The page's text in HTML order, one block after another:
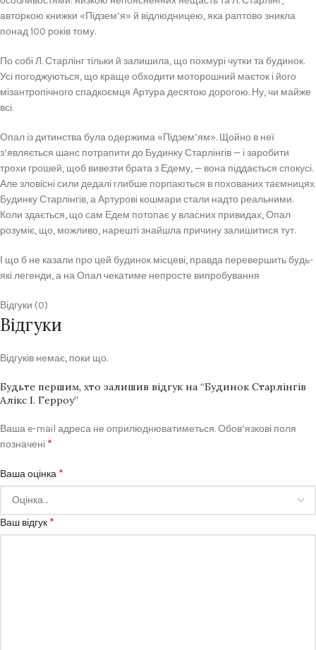
авторкою книжки «Підзем’я» й відлюдницею, яка раптово зникла
понад 100 років тому.
По собі Л. Старлінг тільки й залишила, що похмурі чутки та будинок.
Усі погоджуються, що краще обходити моторошний маєток і його
мізантропічного спадкоємця Артура десятою дорогою. Ну, чи майже
всі.
Опал із дитинства була одержима «Підзем’ям». Щойно в неї
з’являється шанс потрапити до Будинку Старлінгів — і заробити
трохи грошей, щоб вивезти брата з Едему, — вона піддається спокусі.
Але зловісні сили дедалі глибше порпаються в похованих таємницях
Будинку Старлінгів, а Артурові кошмари стали надто реальними.
Коли здається, що сам Едем потопає у власних привидах, Опал
розуміє, що, можливо, нарешті знайшла причину залишитися тут.
І що б не казали про цей будинок місцеві, правда перевершить будь-
які легенди, а на Опал чекатиме непросте випробування
Відгуки (0)
Відгуки
Відгуків немає, поки що.
Будьте першим, хто залишив відгук на “Будинок Старлінгів
Алікс І. Герроу”
Ваша e-mail адреса не оприлюднюватиметься.Обов’язкові поля
позначені *
Ваша оцінка *
Ваш відгук *